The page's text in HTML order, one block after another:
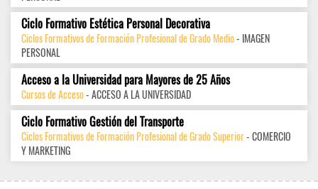
Ciclo Formativo Estética Personal Decorativa
Ciclos Formativos de Formación Profesional de Grado Medio- IMAGEN
PERSONAL
Acceso a la Universidad para Mayores de 25 Años
Cursos de Acceso- ACCESO A LA UNIVERSIDAD
Ciclo Formativo Gestión del Transporte
Ciclos Formativos de Formación Profesional de Grado Superior- COMERCIO
Y MARKETING